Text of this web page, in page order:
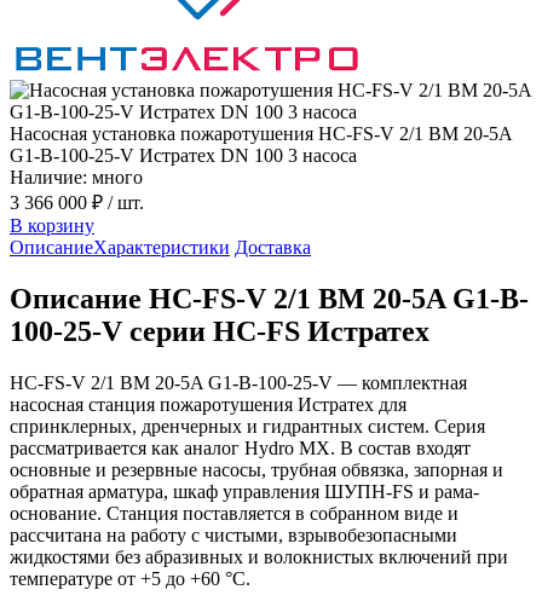
Насосная установка пожаротушения HC-FS-V 2/1 BM 20-5A
G1-B-100-25-V Истратех DN 100 3 насоса
Наличие: много
3 366 000 ₽ / шт.
В корзину
ОписаниеХарактеристики Доставка
Описание HC-FS-V 2/1 BM 20-5A G1-B-
100-25-V серии HC-FS Истратех
HC-FS-V 2/1 BM 20-5A G1-B-100-25-V — комплектная
насосная станция пожаротушения Истратех для
спринклерных, дренчерных и гидрантных систем. Серия
рассматривается как аналог Hydro MX. В состав входят
основные и резервные насосы, трубная обвязка, запорная и
обратная арматура, шкаф управления ШУПН-FS и рама-
основание. Станция поставляется в собранном виде и
рассчитана на работу с чистыми, взрывобезопасными
жидкостями без абразивных и волокнистых включений при
температуре от +5 до +60 °С.